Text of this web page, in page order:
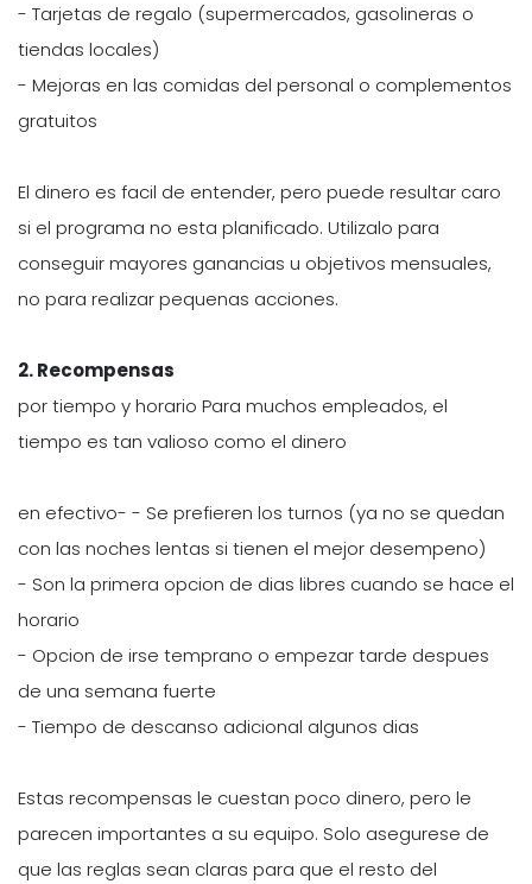
- Tarjetas de regalo (supermercados, gasolineras o
tiendas locales)
- Mejoras en las comidas del personal o complementos
gratuitos
El dinero es facil de entender, pero puede resultar caro
si el programa no esta planificado. Utilizalo para
conseguir mayores ganancias u objetivos mensuales,
no para realizar pequenas acciones.
2. Recompensas
por tiempo y horario Para muchos empleados, el
tiempo es tan valioso como el dinero
en efectivo- - Se prefieren los turnos (ya no se quedan
con las noches lentas si tienen el mejor desempeno)
- Son la primera opcion de dias libres cuando se hace el
horario
- Opcion de irse temprano o empezar tarde despues
de una semana fuerte
- Tiempo de descanso adicional algunos dias
Estas recompensas le cuestan poco dinero, pero le
parecen importantes a su equipo. Solo asegurese de
que las reglas sean claras para que el resto del